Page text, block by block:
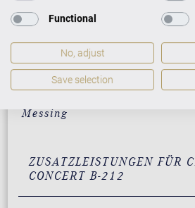
Vavona mit Messing
Santos Palisander mit
Messing
Messing
ZUSATZLEISTUNGEN FÜR
CONCERT B-212
Functional
No, adjust
Save selection